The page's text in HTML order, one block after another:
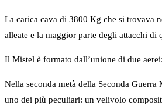
La carica cava di 3800 Kg che si trovava
alleate e la maggior parte degli attacchi di
Il Mistel è formato dall’unione di due
Nella seconda metà della Seconda
uno dei più peculiari: un velivolo